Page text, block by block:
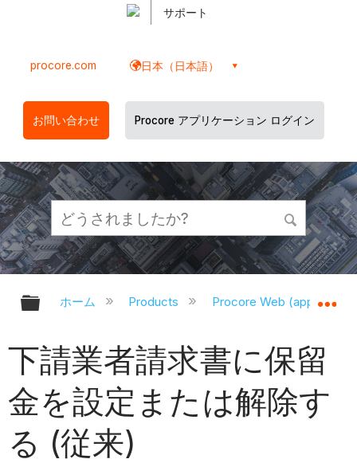
サポート
procore.com 日本（日本語）
お問い合わせ Procore アプリケーション ログイン
グローバル階層を展開/折りたたむ
ホーム Products Procore Web
下請業者請求書に保留
金を設定または解除す
る (従来)